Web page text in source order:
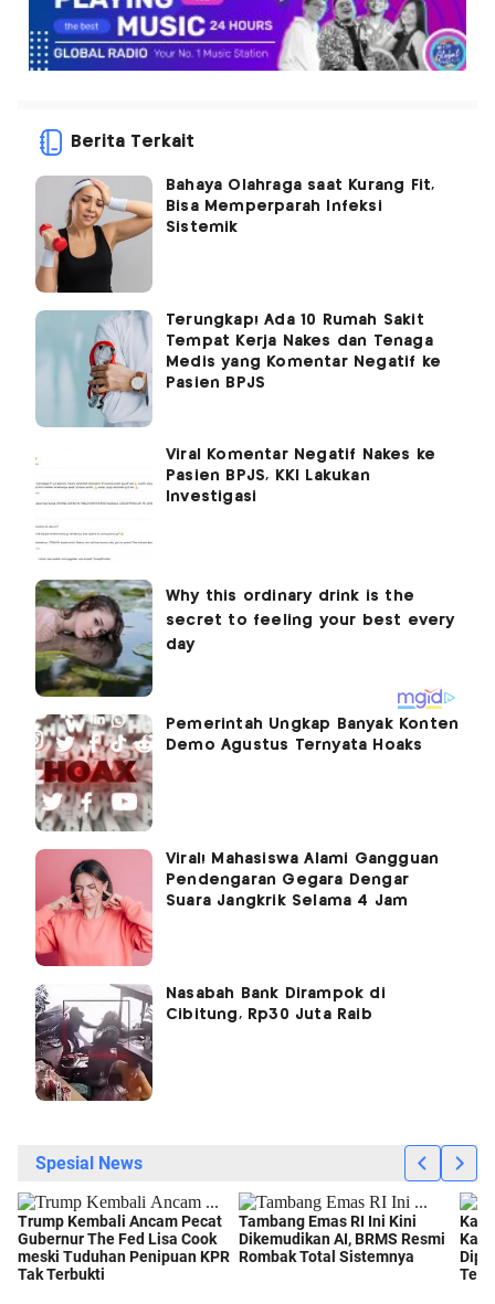
Berita Terkait
Bahaya Olahraga saat Kurang Fit,
Bisa Memperparah Infeksi
Sistemik
Terungkap! Ada 10 Rumah Sakit
Tempat Kerja Nakes dan Tenaga
Medis yang Komentar Negatif ke
Pasien BPJS
Viral Komentar Negatif Nakes ke
Pasien BPJS, KKI Lakukan
Investigasi
Pemerintah Ungkap Banyak Konten
Demo Agustus Ternyata Hoaks
Viral! Mahasiswa Alami Gangguan
Pendengaran Gegara Dengar
Suara Jangkrik Selama 4 Jam
Nasabah Bank Dirampok di
Cibitung, Rp30 Juta Raib